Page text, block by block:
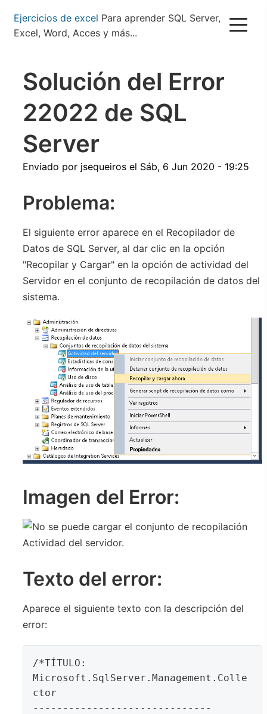
Pasar
contenido
Ejercicios de excel Para aprender SQL Server,
Excel, Word, Acces y más...
Solución del Error
22022 de SQL
Server
Enviado por jsequeiros el Sáb, 6 Jun 2020 - 19:25
Problema:
El siguiente error aparece en el Recopilador de
Datos de SQL Server, al dar clic en la opción
"Recopilar y Cargar" en la opción de actividad del
Servidor en el conjunto de recopilación de datos del
sistema.
Imagen del Error:
Texto del error:
Aparece el siguiente texto con la descripción del
error:
/*TÍTULO:
Microsoft.SqlServer.Management.Colle
ctor
------------------------------